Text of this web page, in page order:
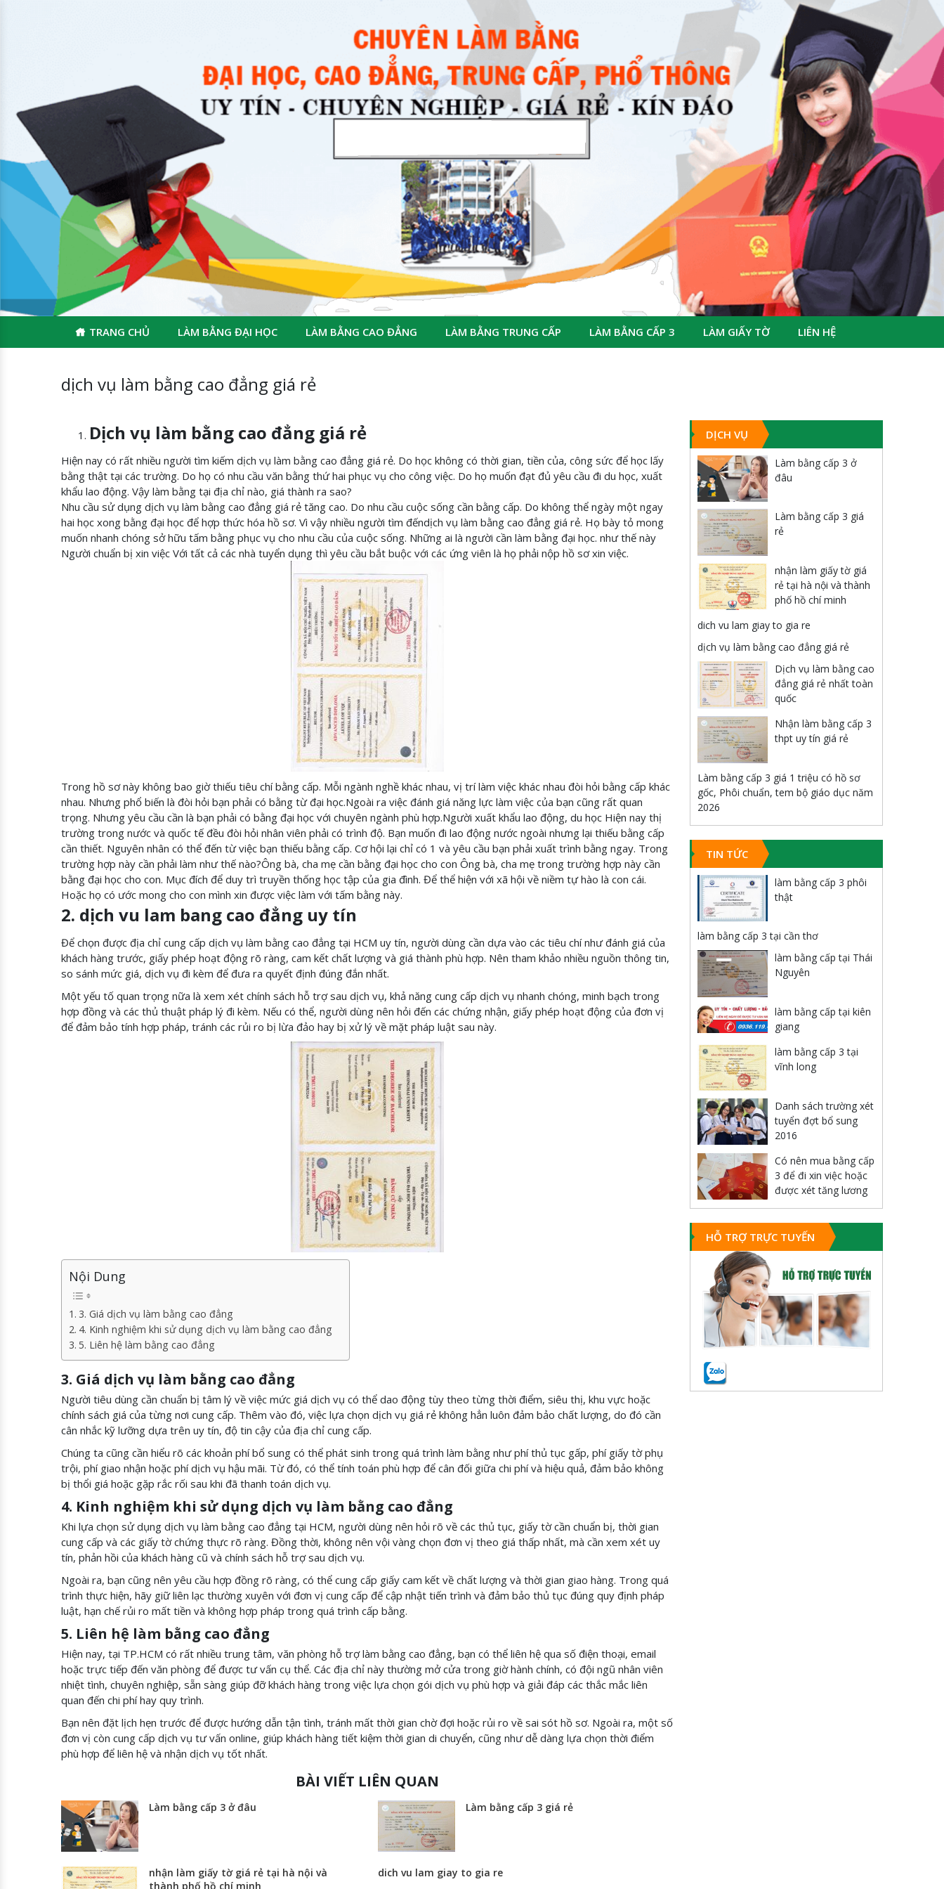
TRANG CHỦ LÀM BẰNG ĐẠI HỌC LÀM BẰNG CAO ĐẲNG LÀM BẰNG TRUNG CẤP LÀM BẰNG CẤP 3 LÀM GIẤY TỜ LIÊN HỆ
dịch vụ làm bằng cao đẳng giá rẻ
Dịch vụ làm bằng cao đẳng giá rẻ
Hiện nay có rất nhiều người tìm kiếm dịch vụ làm bằng cao đẳng giá rẻ. Do học không có thời gian, tiền của, công sức để học lấy
bằng thật tại các trường. Do họ có nhu cầu văn bằng thứ hai phục vụ cho công việc. Do họ muốn đạt đủ yêu cầu đi du học, xuất
khẩu lao động. Vậy làm bằng tại địa chỉ nào, giá thành ra sao?
Nhu cầu sử dụng dịch vụ làm bằng cao đẳng giá rẻ tăng cao. Do nhu cầu cuộc sống cần bằng cấp. Do không thể ngày một ngay
hai học xong bằng đại học để hợp thức hóa hồ sơ. Vì vậy nhiều người tìm đếndịch vụ làm bằng cao đẳng giá rẻ. Họ bày tỏ mong
muốn nhanh chóng sở hữu tấm bằng phục vụ cho nhu cầu của cuộc sống. Những ai là người cần làm bằng đại học. như thế này
Người chuẩn bị xin việc Với tất cả các nhà tuyển dụng thì yêu cầu bắt buộc với các ứng viên là họ phải nộp hồ sơ xin việc.
Trong hồ sơ này không bao giờ thiếu tiêu chí bằng cấp. Mỗi ngành nghề khác nhau, vị trí làm việc khác nhau đòi hỏi bằng cấp khác
nhau. Nhưng phổ biến là đòi hỏi bạn phải có bằng từ đại học.Ngoài ra việc đánh giá năng lực làm việc của bạn cũng rất quan
trọng. Nhưng yêu cầu cần là bạn phải có bằng đại học với chuyên ngành phù hợp.Người xuất khẩu lao động, du học Hiện nay thị
trường trong nước và quốc tế đều đòi hỏi nhân viên phải có trình độ. Bạn muốn đi lao động nước ngoài nhưng lại thiếu bằng cấp
cần thiết. Nguyên nhân có thể đến từ việc bạn thiếu bằng cấp. Cơ hội lại chỉ có 1 và yêu cầu bạn phải xuất trình bằng ngay. Trong
trường hợp này cần phải làm như thế nào?Ông bà, cha mẹ cần bằng đại học cho con Ông bà, cha mẹ trong trường hợp này cần
bằng đại học cho con. Mục đích để duy trì truyền thống học tập của gia đình. Để thể hiện với xã hội về niềm tự hào là con cái.
Hoặc họ có ước mong cho con mình xin được việc làm với tấm bằng này.
2. dịch vu lam bang cao đẳng uy tín
Để chọn được địa chỉ cung cấp dịch vụ làm bằng cao đẳng tại HCM uy tín, người dùng cần dựa vào các tiêu chí như đánh giá của
khách hàng trước, giấy phép hoạt động rõ ràng, cam kết chất lượng và giá thành phù hợp. Nên tham khảo nhiều nguồn thông tin,
so sánh mức giá, dịch vụ đi kèm để đưa ra quyết định đúng đắn nhất.
Một yếu tố quan trọng nữa là xem xét chính sách hỗ trợ sau dịch vụ, khả năng cung cấp dịch vụ nhanh chóng, minh bạch trong
hợp đồng và các thủ thuật pháp lý đi kèm. Nếu có thể, người dùng nên hỏi đến các chứng nhận, giấy phép hoạt động của đơn vị
để đảm bảo tính hợp pháp, tránh các rủi ro bị lừa đảo hay bị xử lý về mặt pháp luật sau này.
Nội Dung
3. Giá dịch vụ làm bằng cao đẳng
4. Kinh nghiệm khi sử dụng dịch vụ làm bằng cao đẳng
5. Liên hệ làm bằng cao đẳng
3. Giá dịch vụ làm bằng cao đẳng
Người tiêu dùng cần chuẩn bị tâm lý về việc mức giá dịch vụ có thể dao động tùy theo từng thời điểm, siêu thị, khu vực hoặc
chính sách giá của từng nơi cung cấp. Thêm vào đó, việc lựa chọn dịch vụ giá rẻ không hẳn luôn đảm bảo chất lượng, do đó cần
cân nhắc kỹ lưỡng dựa trên uy tín, độ tin cậy của địa chỉ cung cấp.
Chúng ta cũng cần hiểu rõ các khoản phí bổ sung có thể phát sinh trong quá trình làm bằng như phí thủ tục gấp, phí giấy tờ phụ
trội, phí giao nhận hoặc phí dịch vụ hậu mãi. Từ đó, có thể tính toán phù hợp để cân đối giữa chi phí và hiệu quả, đảm bảo không
bị thổi giá hoặc gặp rắc rối sau khi đã thanh toán dịch vụ.
4. Kinh nghiệm khi sử dụng dịch vụ làm bằng cao đẳng
Khi lựa chọn sử dụng dịch vụ làm bằng cao đẳng tại HCM, người dùng nên hỏi rõ về các thủ tục, giấy tờ cần chuẩn bị, thời gian
cung cấp và các giấy tờ chứng thực rõ ràng. Đồng thời, không nên vội vàng chọn đơn vị theo giá thấp nhất, mà cần xem xét uy
tín, phản hồi của khách hàng cũ và chính sách hỗ trợ sau dịch vụ.
Ngoài ra, bạn cũng nên yêu cầu hợp đồng rõ ràng, có thể cung cấp giấy cam kết về chất lượng và thời gian giao hàng. Trong quá
trình thực hiện, hãy giữ liên lạc thường xuyên với đơn vị cung cấp để cập nhật tiến trình và đảm bảo thủ tục đúng quy định pháp
luật, hạn chế rủi ro mất tiền và không hợp pháp trong quá trình cấp bằng.
5. Liên hệ làm bằng cao đẳng
Hiện nay, tại TP.HCM có rất nhiều trung tâm, văn phòng hỗ trợ làm bằng cao đẳng, bạn có thể liên hệ qua số điện thoại, email
hoặc trực tiếp đến văn phòng để được tư vấn cụ thể. Các địa chỉ này thường mở cửa trong giờ hành chính, có đội ngũ nhân viên
nhiệt tình, chuyên nghiệp, sẵn sàng giúp đỡ khách hàng trong việc lựa chọn gói dịch vụ phù hợp và giải đáp các thắc mắc liên
quan đến chi phí hay quy trình.
Bạn nên đặt lịch hẹn trước để được hướng dẫn tận tình, tránh mất thời gian chờ đợi hoặc rủi ro về sai sót hồ sơ. Ngoài ra, một số
đơn vị còn cung cấp dịch vụ tư vấn online, giúp khách hàng tiết kiệm thời gian di chuyển, cũng như dễ dàng lựa chọn thời điểm
phù hợp để liên hệ và nhận dịch vụ tốt nhất.
BÀI VIẾT LIÊN QUAN
Làm bằng cấp 3 ở đâu Làm bằng cấp 3 giá rẻ
nhận làm giấy tờ giá rẻ tại hà nội và
thành phố hồ chí minh
dich vu lam giay to gia re
DỊCH VỤ
Làm bằng cấp 3 ở
đâu
Làm bằng cấp 3 giá
rẻ
nhận làm giấy tờ giá
rẻ tại hà nội và thành
phố hồ chí minh
dich vu lam giay to gia re
dịch vụ làm bằng cao đẳng giá rẻ
Dịch vụ làm bằng cao
đẳng giá rẻ nhất toàn
quốc
Nhận làm bằng cấp 3
thpt uy tín giá rẻ
Làm bằng cấp 3 giá 1 triệu có hồ sơ
gốc, Phôi chuẩn, tem bộ giáo dục năm
2026
TIN TỨC
làm bằng cấp 3 phôi
thật
làm bằng cấp 3 tại cần thơ
làm bằng cấp tại Thái
Nguyên
làm bằng cấp tại kiên
giang
làm bằng cấp 3 tại
vĩnh long
Danh sách trường xét
tuyển đợt bổ sung
2016
Có nên mua bằng cấp
3 để đi xin việc hoặc
được xét tăng lương
HỖ TRỢ TRỰC TUYẾN